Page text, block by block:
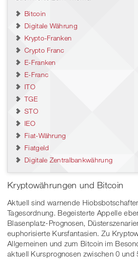
Bitcoin
Digitale Währung
Krypto-Franken
Crypto Franc
E-Franken
E-Franc
ITO
TGE
STO
IEO
Fiat-Währung
Fiatgeld
Digitale Zentralbankwährung
Kryptowährungen und Bitcoin
Aktuell sind warnende
Tagesordnung. Begeisterte Appelle
Blasenplatz-Prognosen,
euphorisierte Kursfantasien. Zu
Allgemeinen und zum Bitcoin im
aktuell Kursprognosen zwischen 0 und